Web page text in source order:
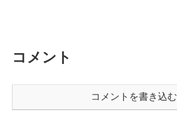
コメント
コメントを書き込む